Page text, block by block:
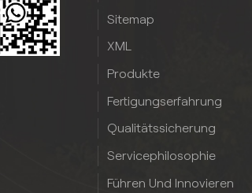
Sitemap
XML
Produkte
Fertigungserfahrung
Qualitätssicherung
Servicephilosophie
Führen Und Innovieren